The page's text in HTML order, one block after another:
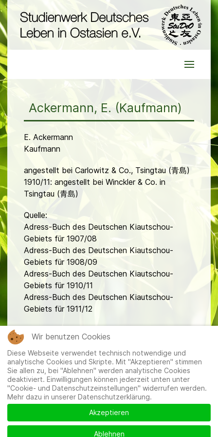
Ackermann, E. (Kaufmann)
E. Ackermann
Kaufmann
angestellt bei Carlowitz & Co., Tsingtau (青島)
1910/11: angestellt bei Winckler & Co. in
Tsingtau (青島)
Quelle:
Adress-Buch des Deutschen Kiautschou-
Gebiets für 1907/08
Adress-Buch des Deutschen Kiautschou-
Gebiets für 1908/09
Adress-Buch des Deutschen Kiautschou-
Gebiets für 1910/11
Adress-Buch des Deutschen Kiautschou-
Gebiets für 1911/12
Mitglieder|Impressum|Datenschutzerklärung|Cookie-
und Datenschutzeinstellungen
Wir benutzen Cookies
Diese Webseite verwendet technisch notwendige und
analytische Cookies und Skripte. Mit "Akzeptieren" stimmen
Sie allen zu, bei "Ablehnen" werden analytische Cookies
deaktiviert. Einwilligungen können jederzeit unten unter
"Cookie- und Datenschutzeinstellungen" widerrufen werden.
Mehr dazu in unserer Datenschutzerklärung.
Akzeptieren
Ablehnen